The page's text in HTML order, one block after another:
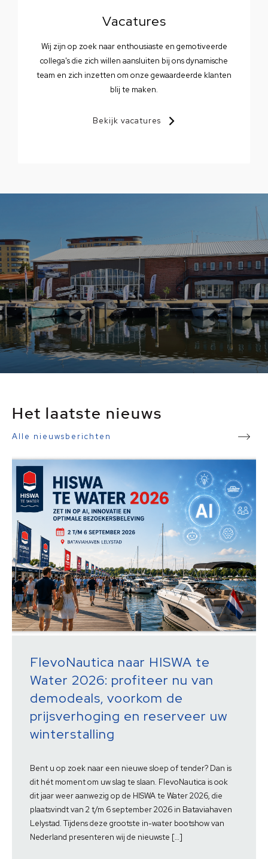
Vacatures
Wij zijn op zoek naar enthousiaste en gemotiveerde
collega's die zich willen aansluiten bij ons dynamische
team en zich inzetten om onze gewaardeerde klanten
blij te maken.
Bekijk vacatures
Het laatste nieuws
Alle nieuwsberichten
FlevoNautica naar HISWA te
Water 2026: profiteer nu van
demodeals, voorkom de
prijsverhoging en reserveer uw
winterstalling
Bent u op zoek naar een nieuwe sloep of tender? Dan is
dit hét moment om uw slag te slaan. FlevoNautica is ook
dit jaar weer aanwezig op de HISWA te Water 2026, die
plaatsvindt van 2 t/m 6 september 2026 in Bataviahaven
Lelystad. Tijdens deze grootste in-water bootshow van
Nederland presenteren wij de nieuwste […]